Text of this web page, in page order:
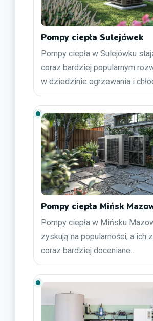
Pompy ciepła Sulejówek
Pompy ciepła w Sulejówku
coraz bardziej popularnym
w dziedzinie ogrzewania i
Pompy ciepła Mińsk
Pompy ciepła w Mińsku
zyskują na popularności, a ich
coraz bardziej doceniane…